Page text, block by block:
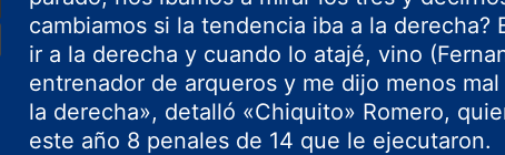
cambiamos si la tendencia iba a la derecha?
ir a la derecha y cuando lo atajé, vino
entrenador de arqueros y me dijo menos
la derecha», detalló «Chiquito» Romero,
este año 8 penales de 14 que le ejecutaron.